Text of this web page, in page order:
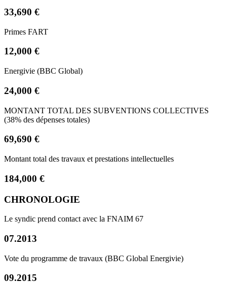
33,690 €
Primes FART
12,000 €
Energivie (BBC Global)
24,000 €
MONTANT TOTAL DES SUBVENTIONS COLLECTIVES
(38% des dépenses totales)
69,690 €
Montant total des travaux et prestations intellectuelles
184,000 €
CHRONOLOGIE
Le syndic prend contact avec la FNAIM 67
07.2013
Vote du programme de travaux (BBC Global Energivie)
09.2015